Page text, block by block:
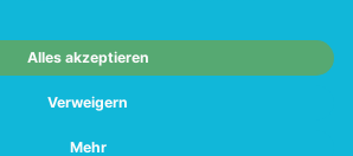
sich nicht an Wiederverkäufer.